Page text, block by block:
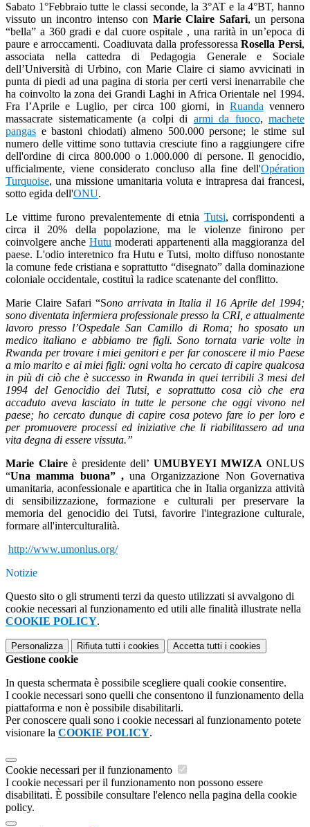
Sabato 1°Febbraio tutte le classi seconde, la 3°AT e la 4°BT, hanno
vissuto un incontro intenso con Marie Claire Safari, un persona
“bella” a 360 gradi e dal cuore ospitale , una rarità in un’epoca di
paure e arroccamenti. Coadiuvata dalla professoressaRosella Persi,
associata nella cattedra di Pedagogia Generale e Sociale
dell’Università di Urbino, con Marie Claire ci siamo avvicinati in
punta di piedi ad una pagina di storia per certi versi inenarrabile che
ha coinvolto la zona dei Grandi Laghi in Africa Orientale nel 1994.
Fra l’Aprile e Luglio, per circa 100 giorni, in Ruanda vennero
massacrate sistematicamente (a colpi di armi da fuoco, machete
pangas e bastoni chiodati) almeno 500.000 persone; le stime sul
numero delle vittime sono tuttavia cresciute fino a raggiungere cifre
dell'ordine di circa 800.000 o 1.000.000 di persone. Il genocidio,
ufficialmente, viene considerato concluso alla fine dell'Opération
Turquoise, una missione umanitaria voluta e intrapresa dai francesi,
sotto egida dell'ONU.
Le vittime furono prevalentemente di etnia Tutsi, corrispondenti a
circa il 20% della popolazione, ma le violenze finirono per
coinvolgere anche Hutu moderati appartenenti alla maggioranza del
paese. L'odio interetnico fra Hutu e Tutsi, molto diffuso nonostante
la comune fede cristiana e soprattutto “disegnato” dalla dominazione
coloniale occidentale, costituì la radice scatenante del conflitto.
Marie Claire Safari “Sono arrivata in Italia il 16 Aprile del 1994;
sono diventata infermiera professionale presso la CRI, e attualmente
lavoro presso l’Ospedale San Camillo di Roma; ho sposato un
medico italiano e abbiamo tre figli. Sono tornata varie volte in
Rwanda per trovare i miei genitori e per far conoscere il mio Paese
a mio marito e ai miei figli: ogni volta ho cercato di capire qualcosa
in più di ciò che è successo in Rwanda in quei terribili 3 mesi del
1994 del Genocidio dei Tutsi, e soprattutto cosa ciò che era
accaduto aveva lasciato in tutte le persone che oggi vivono nel
paese; ho cercato dunque di capire cosa potevo fare io per loro e
per promuovere processi ed iniziative che li riabilitassero ad una
vita degna di essere vissuta.”
Marie Claireè presidente dell’ UMUBYEYI MWIZAONLUS
“Una mamma buona” ,una Organizzazione Non Governativa
umanitaria, aconfessionale e apartitica che in Italia organizza attività
di sensibilizzazione, formazione e culturali per preservare la
memoria del genocidio dei Tutsi, favorire l'integrazione culturale,
formare all'interculturalità.
http://www.umonlus.org/
Notizie
Questo sito o gli strumenti terzi da questo utilizzati si avvalgono di
cookie necessari al funzionamento ed utili alle finalità illustrate nella
COOKIE POLICY.
Personalizza Rifiuta tutti i cookies Accetta tutti i cookies
Gestione cookie
In questa schermata è possibile scegliere quali cookie consentire.
I cookie necessari sono quelli che consentono il funzionamento della
piattaforma e non è possibile disabilitarli.
Per conoscere quali sono i cookie necessari al funzionamento potete
visionare la COOKIE POLICY.
Cookie necessari per il funzionamento
I cookie necessari per il funzionamento non possono essere
disabilitati. È possibile consultare l'elenco nella pagina della cookie
policy.